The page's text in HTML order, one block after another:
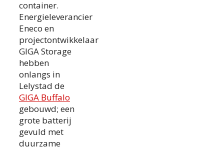
container.
Energieleverancier
Eneco en
projectontwikkelaar
GIGA Storage
hebben
onlangs in
Lelystad de
GIGA Buffalo
gebouwd; een
grote batterij
gevuld met
duurzame